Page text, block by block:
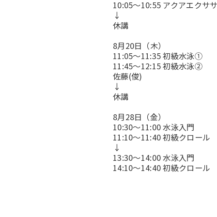
10:05～10:55 アクアエクサ
↓
休講
8月20日（木）
11:05～11:35 初級水泳①
11:45～12:15 初級水泳②
佐藤(俊)
↓
休講
8月28日（金）
10:30～11:00 水泳入門
11:10～11:40 初級クロール
↓
13:30～14:00 水泳入門
14:10～14:40 初級クロール